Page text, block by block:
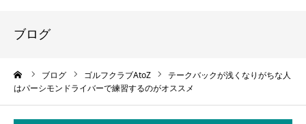
ブログ
ブログ ゴルフクラブAtoZ
テークバックが浅くなりがちな人
はパーシモンドライバーで練習するのがオススメ